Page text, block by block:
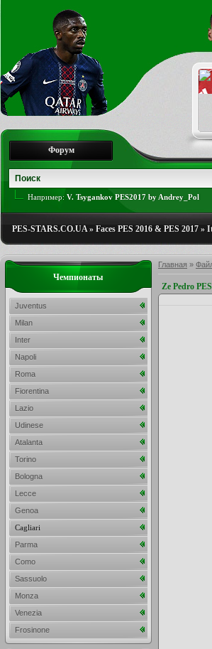
Форум
Например: V. Tsygankov PES2017 by Andrey_Pol
PES-STARS.CO.UA» Faces PES 2016 & PES 2017 »
Главная »
Ze Pedro
Чемпионаты
Juventus
Milan
Inter
Napoli
Roma
Fiorentina
Lazio
Udinese
Atalanta
Torino
Bologna
Lecce
Genoa
Cagliari
Parma
Como
Sassuolo
Monza
Venezia
Frosinone